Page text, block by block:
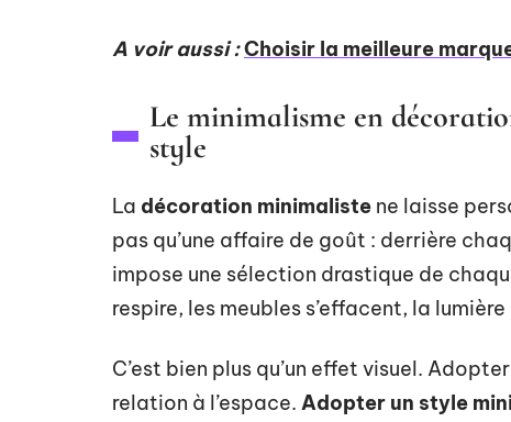
A voir aussi :Choisir la meilleure
Le minimalisme en
style
La décoration minimaliste ne laisse
pas qu’une affaire de goût : derrière
impose une sélection drastique de
respire, les meubles s’effacent, la lumière
C’est bien plus qu’un effet visuel.
relation à l’espace. Adopter un style